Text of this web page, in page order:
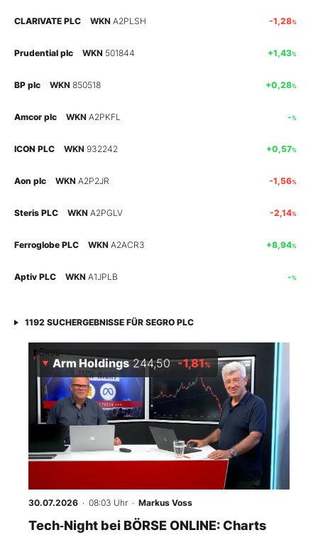
Mein B:O
Folgen Sie uns
CLARIVATE PLC WKN A2PLSH -1,28%
Prudential plc WKN 501844 +1,43%
BP plc WKN 850518 +0,28%
Amcor plc WKN A2PKFL -%
ICON PLC WKN 932242 +0,57%
Aon plc WKN A2P2JR -1,56%
Steris PLC WKN A2PGLV -2,14%
Ferroglobe PLC WKN A2ACR3 +8,94%
Aptiv PLC WKN A1JPLB -%
1192 SUCHERGEBNISSE FÜR SEGRO PLC
Arm Holdings 244,50 -1,81%
30.07.2026 · 08:03 Uhr · Markus Voss
Tech‑Night bei BÖRSE ONLINE: Charts